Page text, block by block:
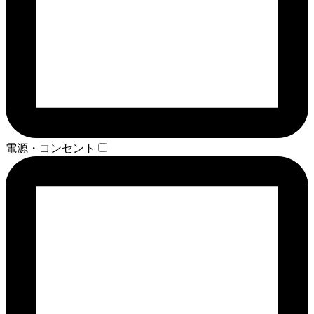
電源・コンセント